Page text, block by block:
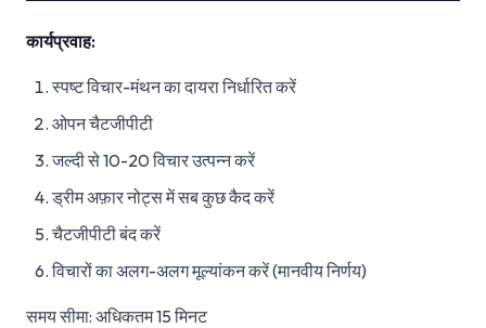
कार्यप्रवाह:
स्पष्ट विचार-मंथन का दायरा निर्धारित करें
ओपन चैटजीपीटी
जल्दी से 10-20 विचार उत्पन्न करें
ड्रीम अफ़ार नोट्स में सब कुछ कैद करें
चैटजीपीटी बंद करें
विचारों का अलग-अलग मूल्यांकन करें (मानवीय निर्णय)
समय सीमा: अधिकतम 15 मिनट